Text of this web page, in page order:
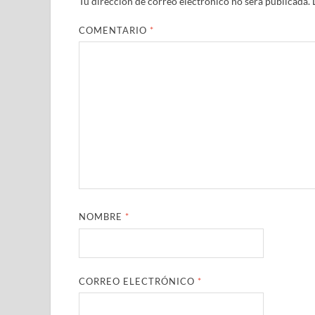
COMENTARIO *
NOMBRE *
CORREO ELECTRÓNICO *